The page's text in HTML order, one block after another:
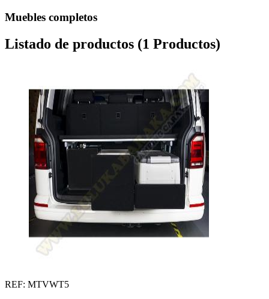
Muebles completos
Listado de productos (1 Productos)
REF: MTVWT5